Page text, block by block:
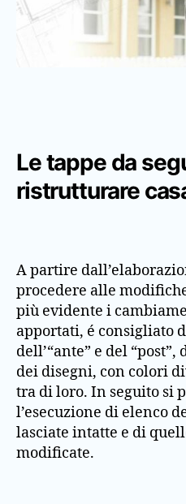
Le tappe da
ristrutturare
A partire
procedere alle
più evidente i
apportati, é consigliato
dell’“ante” e del
dei disegni, con colori
tra di loro. In seguito si
l’esecuzione di elenco
lasciate intatte e di
modificate.